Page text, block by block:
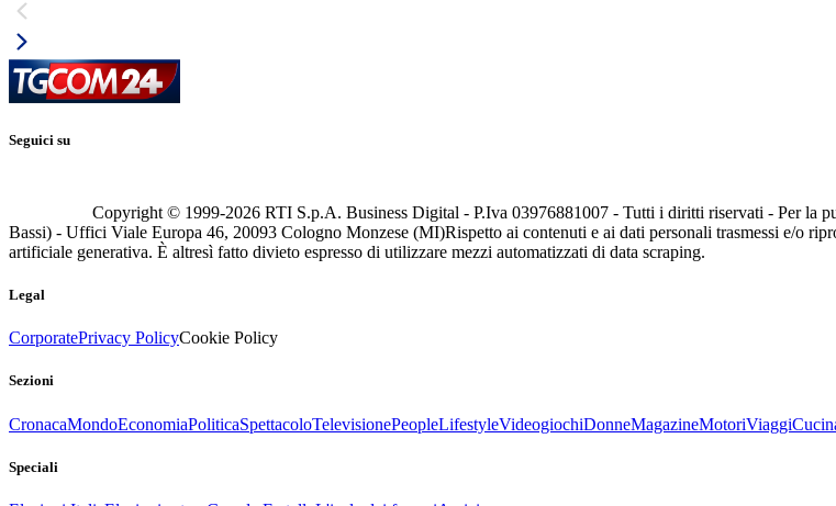
Seguici su
Copyright © 1999-2026 RTI S.p.A. Business Digital - P.Iva 03976881007 - Tutti i diritti riservati - Per la
Bassi) - Uffici Viale Europa 46, 20093 Cologno Monzese (MI)Rispetto ai contenuti e ai dati personali trasmessi e/o
artificiale generativa. È altresì fatto divieto espresso di utilizzare mezzi automatizzati di data scraping.
Legal
CorporatePrivacy PolicyCookie Policy
Sezioni
CronacaMondoEconomiaPoliticaSpettacoloTelevisionePeopleLifestyleVideogiochiDonneMagazineMotoriViaggi
Speciali